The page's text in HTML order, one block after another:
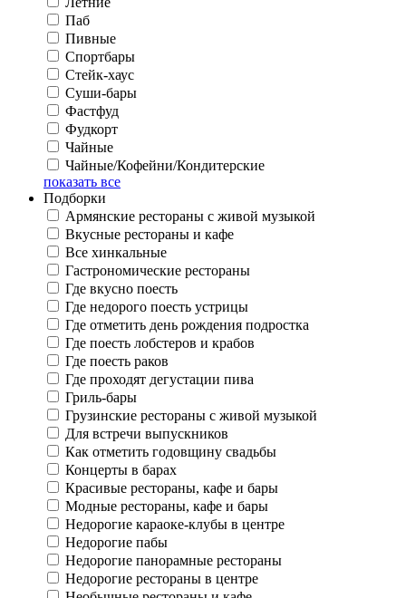
Паб
Пивные
Спортбары
Стейк-хаус
Суши-бары
Фастфуд
Фудкорт
Чайные
Чайные/Кофейни/Кондитерские
показать все
Подборки
Армянские рестораны с живой музыкой
Вкусные рестораны и кафе
Все хинкальные
Гастрономические рестораны
Где вкусно поесть
Где недорого поесть устрицы
Где отметить день рождения подростка
Где поесть лобстеров и крабов
Где поесть раков
Где проходят дегустации пива
Гриль-бары
Грузинские рестораны с живой музыкой
Для встречи выпускников
Как отметить годовщину свадьбы
Концерты в барах
Красивые рестораны, кафе и бары
Модные рестораны, кафе и бары
Недорогие караоке-клубы в центре
Недорогие пабы
Недорогие панорамные рестораны
Недорогие рестораны в центре